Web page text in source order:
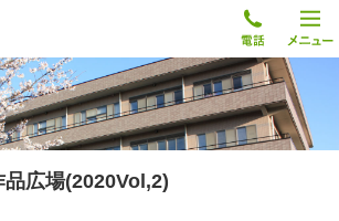
広場(2020Vol,2)